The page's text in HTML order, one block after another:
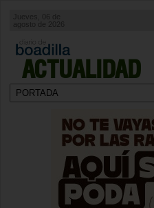
ACTUALIDAD
agosto de 2026